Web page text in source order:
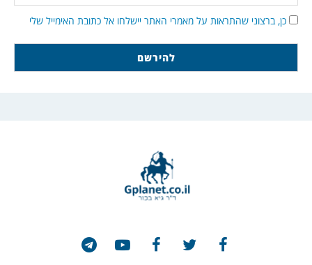
כן, ברצוני שהתראות על מאמרי האתר יישלחו אל כתובת האימייל שלי